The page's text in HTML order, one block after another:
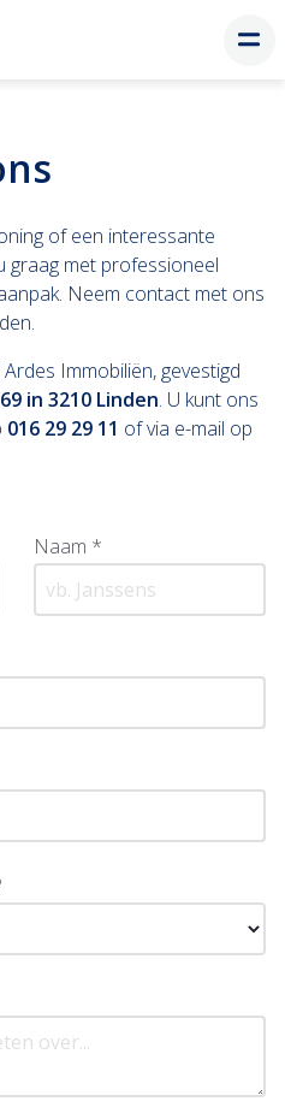
of een interessante
graag met professioneel
Neem contact met ons
Immobiliën, gevestigd
in 3210 Linden. U kunt ons
016 29 29 11 of via e-mail op
Naam *